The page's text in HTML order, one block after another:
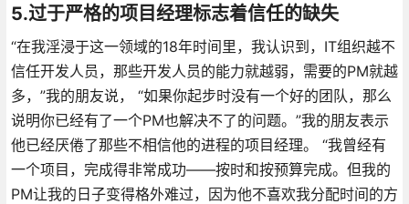
5.过于严格的项目经理标志着信任的缺失
“在我淫浸于这一领域的18年时间里，我认识到，IT组织越不
信任开发人员，那些开发人员的能力就越弱，需要的PM就越
多，”我的朋友说， “如果你起步时没有一个好的团队，那么
说明你已经有了一个PM也解决不了的问题。”我的朋友表示
他已经厌倦了那些不相信他的进程的项目经理。 “我曾经有
一个项目，完成得非常成功——按时和按预算完成。但我的
PM让我的日子变得格外难过，因为他不喜欢我分配时间的方